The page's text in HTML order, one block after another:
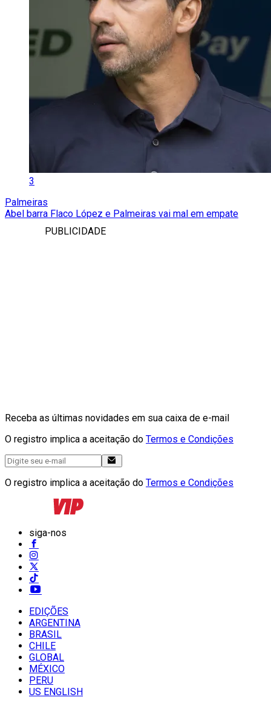
3
Palmeiras
Abel barra Flaco López e Palmeiras vai mal em empate
PUBLICIDADE
Receba as últimas novidades em sua caixa de e-mail
O registro implica a aceitação do Termos e Condições
O registro implica a aceitação do Termos e Condições
siga-nos
EDIÇÕES
ARGENTINA
BRASIL
CHILE
GLOBAL
MÉXICO
PERU
US ENGLISH